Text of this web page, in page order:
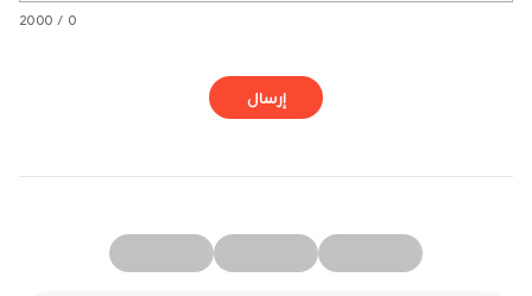
0 / 2000
إرسال